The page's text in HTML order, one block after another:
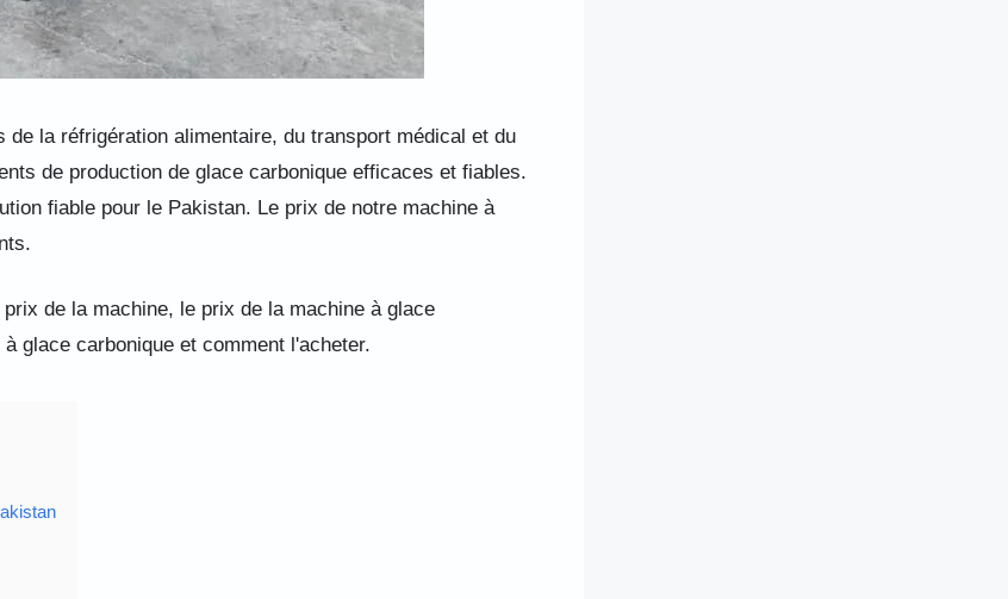
la réfrigération alimentaire, du transport médical et du
de production de glace carbonique efficaces et fiables.
fiable pour le Pakistan. Le prix de notre machine à
de la machine, le prix de la machine à glace
glace carbonique et comment l'acheter.